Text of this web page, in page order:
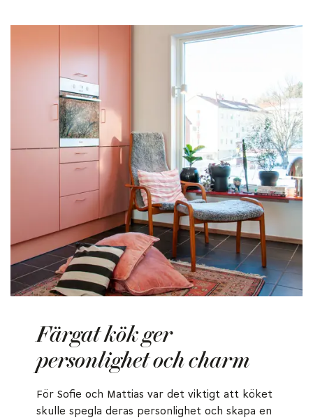
Färgat kök ger
personlighet och charm
För Sofie och Mattias var det viktigt att köket
skulle spegla deras personlighet och skapa en